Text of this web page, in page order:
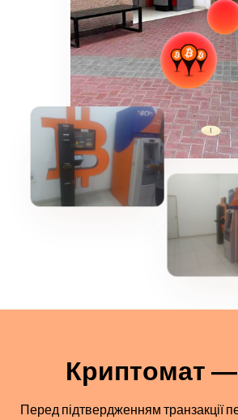
Криптомат —
Перед підтвердженням транзакції